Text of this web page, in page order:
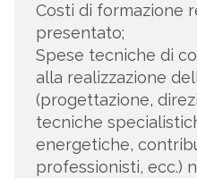
Costi di formazione
presentato;
Spese tecniche di
alla realizzazione
(progettazione,
tecniche
energetiche,
professionisti, ecc.)